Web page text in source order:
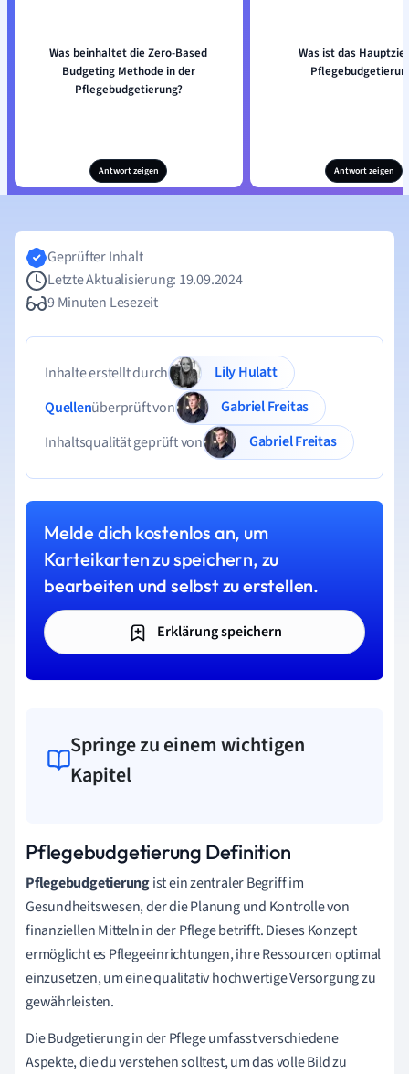
Was beinhaltet die Zero-Based
Budgeting Methode in der
Pflegebudgetierung?
Antwort zeigen
Was ist das
Antwort zeigen
Geprüfter Inhalt
Letzte Aktualisierung: 19.09.2024
9 Minuten Lesezeit
Inhalte erstellt durch
Lily Hulatt
Quellenüberprüft von
Gabriel Freitas
Inhaltsqualität geprüft von
Gabriel Freitas
Melde dich kostenlos an, um
Karteikarten zu speichern, zu
bearbeiten und selbst zu erstellen.
Erklärung speichern
Springe zu einem wichtigen
Kapitel
Pflegebudgetierung Definition
Pflegebudgetierungist ein zentraler Begriff im
Gesundheitswesen, der die Planung und Kontrolle von
finanziellen Mitteln in der Pflege betrifft. Dieses Konzept
ermöglicht es Pflegeeinrichtungen, ihre Ressourcen optimal
einzusetzen, um eine qualitativ hochwertige Versorgung zu
gewährleisten.
Die Budgetierung in der Pflege umfasst verschiedene
Aspekte, die du verstehen solltest, um das volle Bild zu